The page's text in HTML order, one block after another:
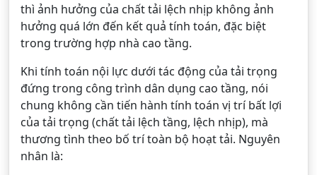
thì ảnh hưởng của chất tải lệch nhịp không ảnh
hưởng quá lớn đến kết quả tính toán, đặc biệt
trong trường hợp nhà cao tầng.
Khi tính toán nội lực dưới tác động của tải trọng
đứng trong công trình dân dụng cao tầng, nói
chung không cần tiến hành tính toán vị trí bất lợi
của tải trọng (chất tải lệch tầng, lệch nhịp), mà
thương tình theo bố trí toàn bộ hoạt tải. Nguyên
nhân là: